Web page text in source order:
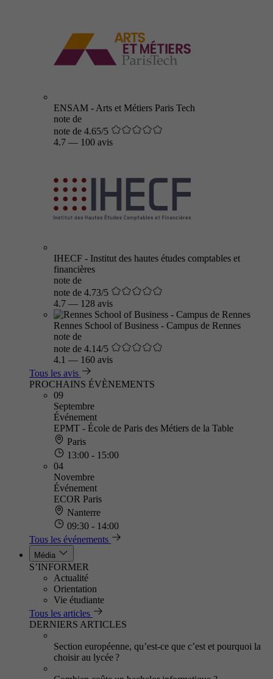
ENSAM - Arts et Métiers Paris Tech
note de
note de 4.65/5
4.7 — 100 avis
IHECF - Institut des hautes études comptables et
financières
note de
note de 4.73/5
4.7 — 128 avis
Rennes School of Business - Campus de Rennes
note de
note de 4.14/5
4.1 — 160 avis
Tous les avis
PROCHAINS ÉVÈNEMENTS
09
Septembre
Événement
EPMT - École de Paris des Métiers de la Table
Paris
13:00 - 15:00
04
Novembre
Événement
ECOR Paris
Nanterre
09:30 - 14:00
Tous les événements
Média
S’INFORMER
Actualité
Orientation
Vie étudiante
Tous les articles
DERNIERS ARTICLES
Section européenne, qu’est-ce que c’est et pourquoi la
choisir au lycée ?